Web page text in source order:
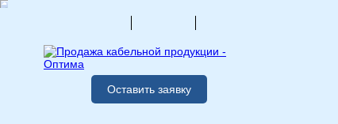
Оставить заявку